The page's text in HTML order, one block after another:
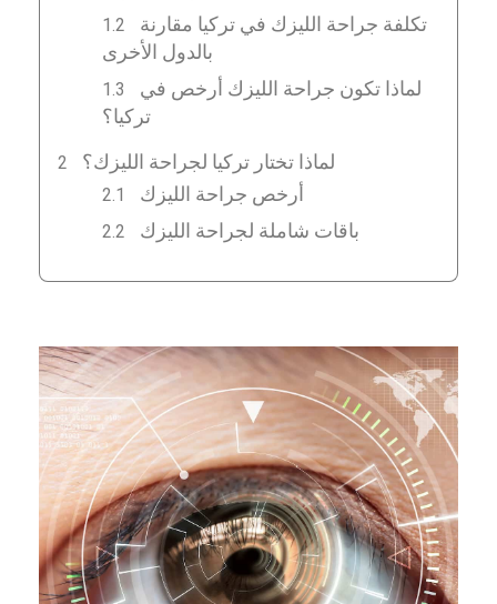
تكلفة جراحة الليزك في تركيا مقارنة
بالدول الأخرى
لماذا تكون جراحة الليزك أرخص في
تركيا؟
لماذا تختار تركيا لجراحة الليزك؟
أرخص جراحة الليزك
باقات شاملة لجراحة الليزك